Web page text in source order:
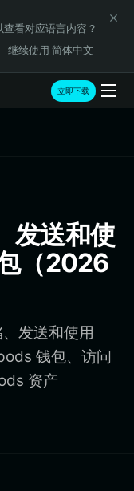
查看对应语言内容？
继续使用 简体中文
立即下载
发送和使
（2026
发送和使用
钱包、访问
资产